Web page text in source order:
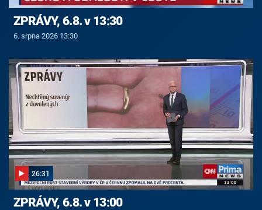
ZPRÁVY, 6.8. v 13:30
6. srpna 2026 13:30
26:31
ZPRÁVY, 6.8. v 13:00